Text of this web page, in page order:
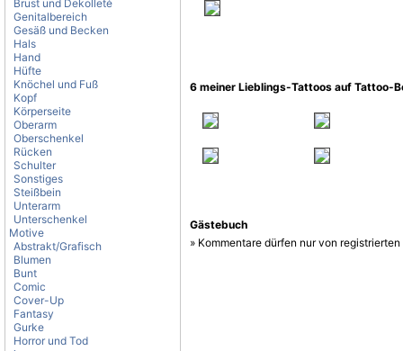
Brust und Dekolleté
Genitalbereich
Gesäß und Becken
Hals
Hand
Hüfte
Knöchel und Fuß
Kopf
Körperseite
Oberarm
Oberschenkel
Rücken
Schulter
Sonstiges
Steißbein
Unterarm
Unterschenkel
Motive
Abstrakt/Grafisch
Blumen
Bunt
Comic
Cover-Up
Fantasy
Gurke
Horror und Tod
6 meiner Lieblings-Tattoos auf Tattoo-
Gästebuch
» Kommentare dürfen nur von